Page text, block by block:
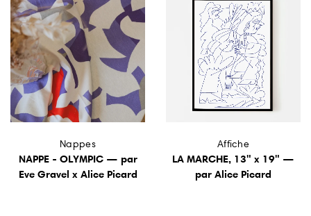
Rechercher
Nappes
NAPPE - OLYMPIC — par
Eve Gravel x Alice Picard
Affiche
LA MARCHE, 13" x 19" —
par Alice Picard